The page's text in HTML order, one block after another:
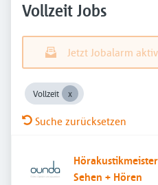
Vollzeit Jobs
Jetzt Jobalarm
Vollzeit
Suche zurücksetzen
Sehen + Hören